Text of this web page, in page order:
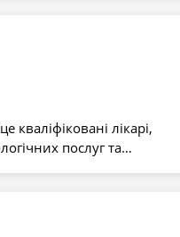
кваліфіковані лікарі,
послуг та…